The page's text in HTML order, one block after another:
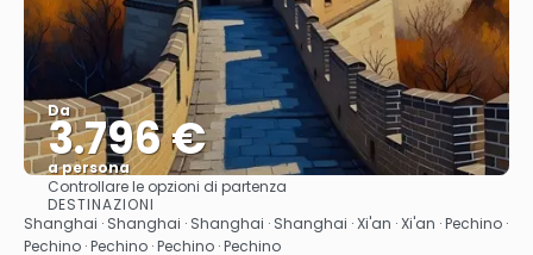
Da
3.796 €
a persona
Vedere
Controllare le opzioni di partenza
DESTINAZIONI
Shanghai · Shanghai · Shanghai · Shanghai · Xi'an · Xi'an · Pechino ·
Pechino · Pechino · Pechino · Pechino